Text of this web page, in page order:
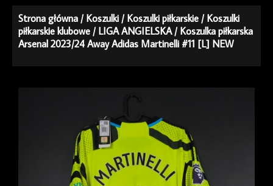
Strona główna /Koszulki /Koszulki piłkarskie /Koszulki
piłkarskie klubowe /LIGA ANGIELSKA/ Koszulka piłkarska
Arsenal 2023/24 Away Adidas Martinelli #11 [L] NEW